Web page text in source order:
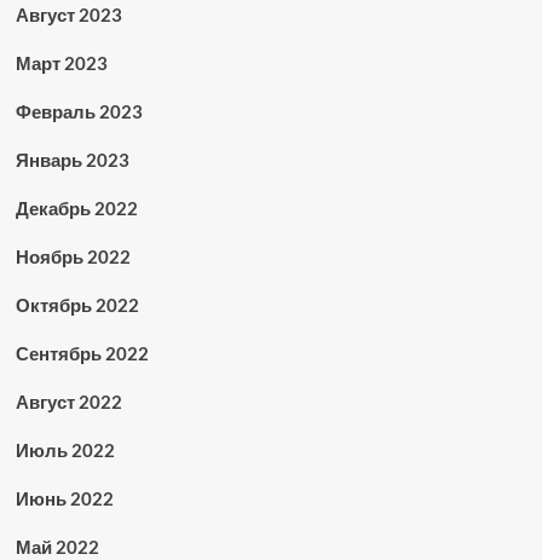
Август 2023
Март 2023
Февраль 2023
Январь 2023
Декабрь 2022
Ноябрь 2022
Октябрь 2022
Сентябрь 2022
Август 2022
Июль 2022
Июнь 2022
Май 2022